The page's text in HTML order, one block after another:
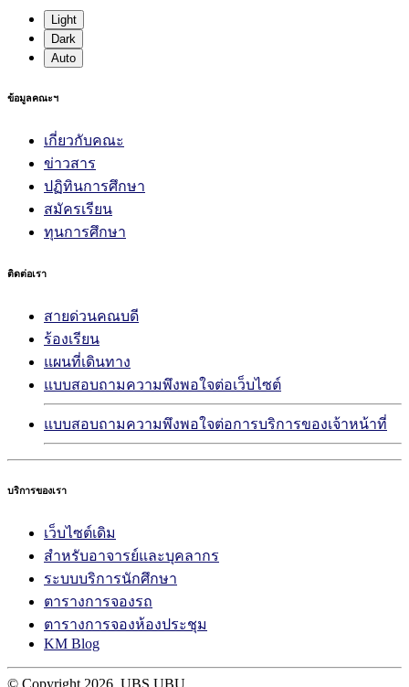
Light
Dark
Auto
ข้อมูลคณะฯ
เกี่ยวกับคณะ
ข่าวสาร
ปฏิทินการศึกษา
สมัครเรียน
ทุนการศึกษา
ติดต่อเรา
สายด่วนคณบดี
ร้องเรียน
แผนที่เดินทาง
แบบสอบถามความพึงพอใจต่อเว็บไซต์
แบบสอบถามความพึงพอใจต่อการบริการของเจ้าหน้าที่
บริการของเรา
เว็บไซต์เดิม
สำหรับอาจารย์และบุคลากร
ระบบบริการนักศึกษา
ตารางการจองรถ
ตารางการจองห้องประชุม
KM Blog